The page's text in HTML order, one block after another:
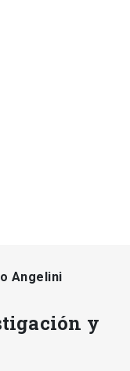
Angelini
y